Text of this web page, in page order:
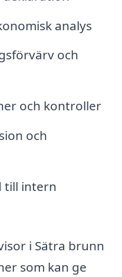
analys
och
och kontroller
och
till intern
i Sätra brunn
som kan ge